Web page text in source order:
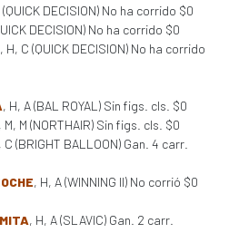
(QUICK DECISION) No ha corrido $0
DECISION) No ha corrido $0
, H, C (QUICK DECISION) No ha corrido
, H, A (BAL ROYAL) Sin figs. cls. $0
, M, M (NORTHAIR) Sin figs. cls. $0
C (BRIGHT BALLOON) Gan. 4 carr.
, H, A (WINNING II) No corrió $0
, H, A (SLAVIC) Gan. 2 carr.